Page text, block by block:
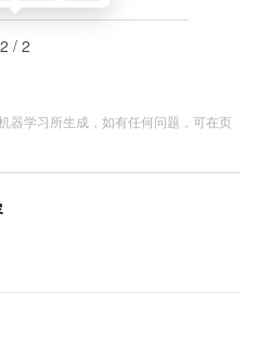
2 / 2
器学习所生成，如有任何问题，可在页